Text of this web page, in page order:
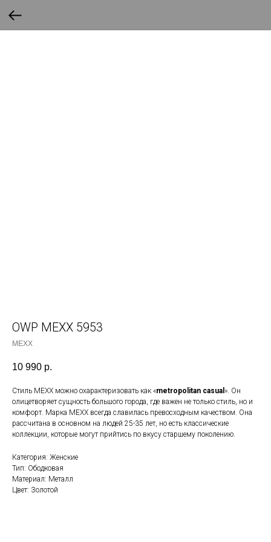
OWP MEXX 5953
MEXX
10 990 р.
Стиль MEXX можно охарактеризовать как «metropolitan casual ». Он
олицетворяет сущность большого города, где важен не только стиль, но и
комфорт. Марка MEXX всегда славилась превосходным качеством. Она
рассчитана в основном на людей 25-35 лет, но есть классические
коллекции, которые могут прийтись по вкусу старшему поколению.
Категория: Женские
Тип: Ободковая
Материал: Металл
Цвет: Золотой